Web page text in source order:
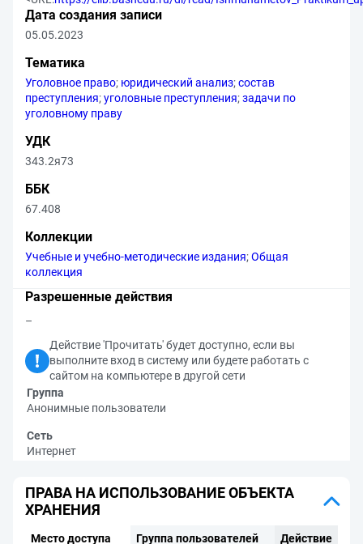
Дата создания записи
05.05.2023
Тематика
Уголовное право; юридический анализ;состав
преступления;уголовные преступления;задачи по
уголовному праву
УДК
343.2я73
ББК
67.408
Коллекции
Учебные и учебно-методические издания;Общая
коллекция
Разрешенные действия
–
Действие 'Прочитать' будет доступно, если вы
выполните вход в систему или будете работать с
сайтом на компьютере в другой сети
Группа
Анонимные пользователи
Сеть
Интернет
ПРАВА НА ИСПОЛЬЗОВАНИЕ ОБЪЕКТА
ХРАНЕНИЯ
Место доступа Группа пользователей Действие